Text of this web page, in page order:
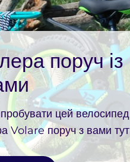
поруч із
цей велосипед
Volare поруч з вами